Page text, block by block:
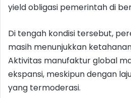
yield obligasi pemerintah di
Di tengah kondisi tersebut,
masih menunjukkan
Aktivitas manufaktur global
ekspansi, meskipun dengan
yang termoderasi.